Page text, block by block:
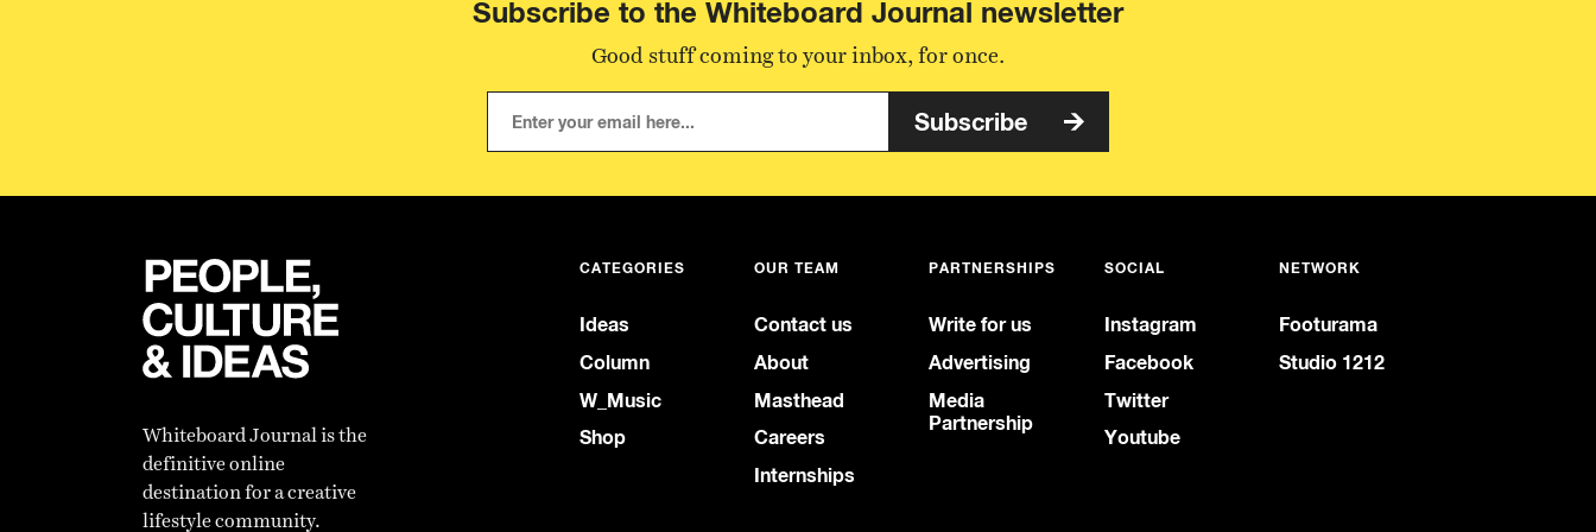
Subscribe to the Whiteboard Journal newsletter
Good stuff coming to your inbox, for once.
Subscribe
Whiteboard Journal is the
definitive online
destination for a creative
lifestyle community.
CATEGORIES
Ideas
Column
W_Music
Shop
OUR TEAM
Contact us
About
Masthead
Careers
Internships
PARTNERSHIPS
Write for us
Advertising
Media
Partnership
SOCIAL
Instagram
Facebook
Twitter
Youtube
NETWORK
Footurama
Studio 1212